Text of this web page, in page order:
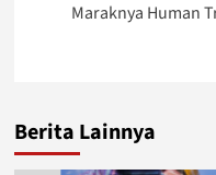
Maraknya Human
Berita Lainnya